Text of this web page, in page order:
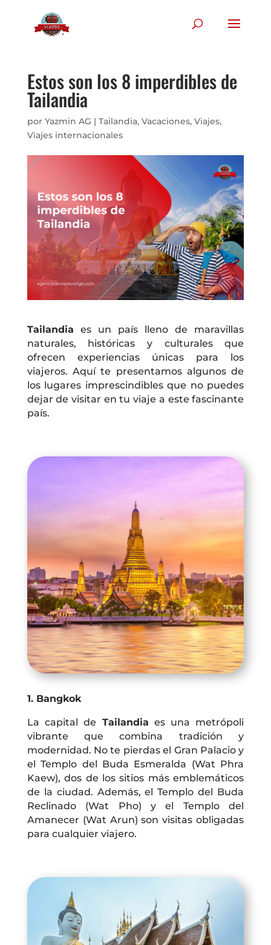
Estos son los 8 imperdibles de
Tailandia
por Yazmin AG | Tailandia, Vacaciones, Viajes,
Viajes internacionales
Tailandia es un país lleno de maravillas
naturales, históricas y culturales que
ofrecen experiencias únicas para los
viajeros. Aquí te presentamos algunos de
los lugares imprescindibles que no puedes
dejar de visitar en tu viaje a este fascinante
país.
1. Bangkok
La capital de Tailandia es una metrópoli
vibrante que combina tradición y
modernidad. No te pierdas el Gran Palacio y
el Templo del Buda Esmeralda (Wat Phra
Kaew), dos de los sitios más emblemáticos
de la ciudad. Además, el Templo del Buda
Reclinado (Wat Pho) y el Templo del
Amanecer (Wat Arun) son visitas obligadas
para cualquier viajero.